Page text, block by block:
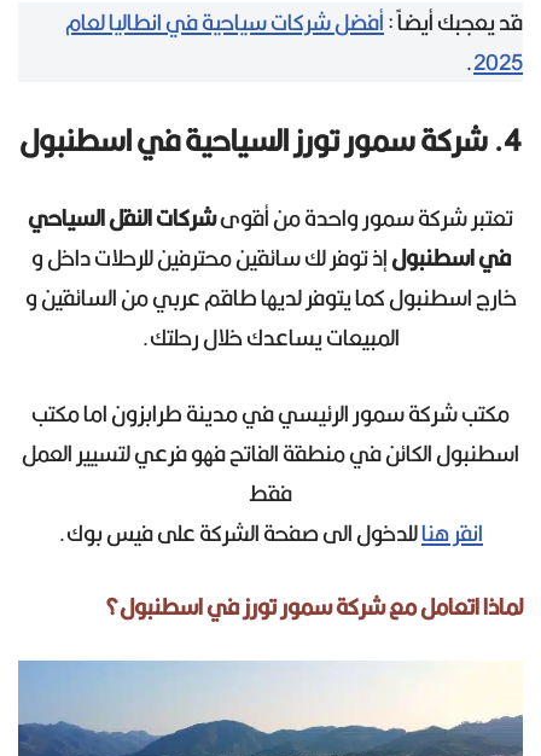
قد يعجبك أيضاً :أفضل شركات سياحية في انطاليا لعام
2025
.
4. شركة سمور تورز السياحية في اسطنبول
تعتبر شركة سمور واحدة من أقوىشركات النقل السياحي
في اسطنبولإذ توفر لك سائقين محترفين للرحلات داخل و
خارج اسطنبول كما يتوفر لديها طاقم عربي من السائقين و
المبيعات يساعدك خلال رحلتك.
مكتب شركة سمور الرئيسي في مدينة طرابزون اما مكتب
اسطنبول الكائن في منطقة الفاتح فهو فرعي لتسيير العمل
فقط
انقر هناللدخول الى صفحة الشركة على فيس بوك.
لماذا اتعامل مع شركة سمور تورز في اسطنبول؟